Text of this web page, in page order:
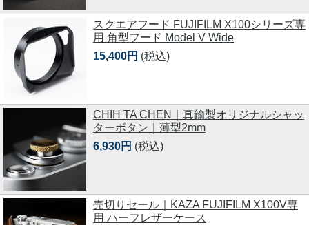
スクエアフード FUJIFILM X100シリーズ専
用 角型フード Model V Wide
15,400円 (税込)
CHIH TA CHEN｜真鍮製オリジナルシャッ
ターボタン｜薄型2mm
6,930円 (税込)
売切りセール｜KAZA FUJIFILM X100V専
用 ハーフレザーケース